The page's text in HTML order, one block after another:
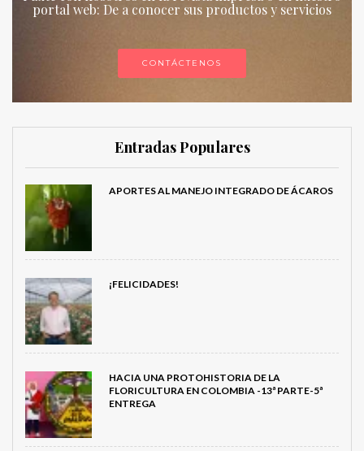
portal web: De a conocer sus productos y servicios
CONTÁCTENOS
Entradas Populares
APORTES AL MANEJO INTEGRADO DE ÁCAROS
¡FELICIDADES!
HACIA UNA PROTOHISTORIA DE LA
FLORICULTURA EN COLOMBIA -13ª PARTE-5ª
ENTREGA